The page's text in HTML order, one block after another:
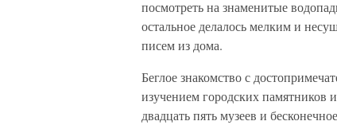
посмотреть на знаменитые
остальное делалось мелким и
писем из дома.
Беглое знакомство с
изучением городских памятников
двадцать пять музеев и